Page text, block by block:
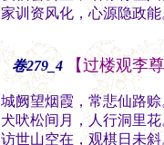
家训资风化，心源隐政
卷279_4 【过楼观李
城阙望烟霞，常悲仙路
犬吠松间月，人行洞里
访世山空在，观棋日未